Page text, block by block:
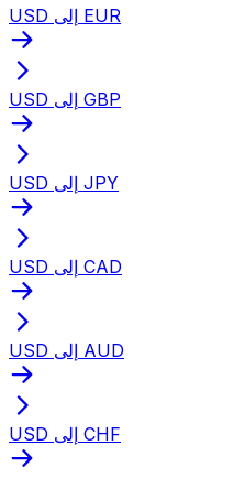
USD إلى EUR
USD إلى GBP
USD إلى JPY
USD إلى CAD
USD إلى AUD
USD إلى CHF